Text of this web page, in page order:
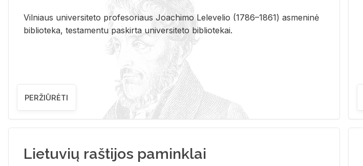
Vil­niaus uni­ver­si­te­to pro­fe­so­riaus Jo­a­chi­mo Le­le­ve­lio (1786–1861) as­me­ni­nė
bi­b­lio­te­ka, te­sta­men­tu pa­skir­ta uni­ver­si­te­to bi­b­lio­te­kai.
PERŽIŪRĖTI
Lietuvių raštijos paminklai